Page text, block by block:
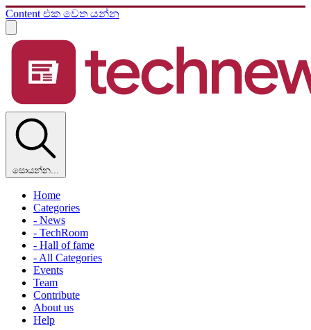
Content එක වෙත යන්න
සොයන්න...
Home
Categories
- News
- TechRoom
- Hall of fame
- All Categories
Events
Team
Contribute
About us
Help